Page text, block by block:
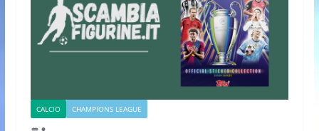
CALCIO CHAMPIONS LEAGUE